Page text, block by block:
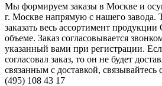
Мы формируем заказы в Москве и
г. Москве напрямую с нашего завода.
заказать весь ассортимент
объеме. Заказ согласовывается
указанный вами при регистрации.
согласовал заказ, то он не будет
связанным с доставкой,
(495) 108 43 17